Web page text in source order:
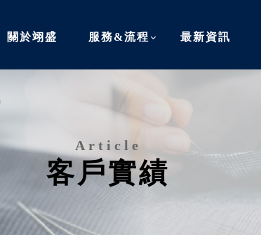
關於翊盛 服務&流程 最新資訊
客戶實績